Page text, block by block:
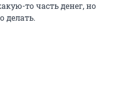
то часть денег, но
делать.